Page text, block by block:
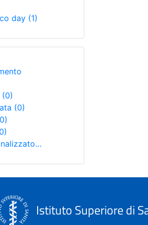
day (1)
(0)
(0)
Istituto Superiore di